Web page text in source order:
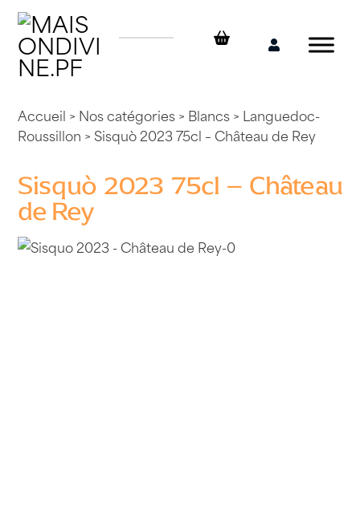
Skip
content
Mon
Accueil > Nos catégories> Blancs> Languedoc-
Roussillon > Sisquò 2023 75cl – Château de Rey
Sisquò 2023 75cl – Château
de Rey